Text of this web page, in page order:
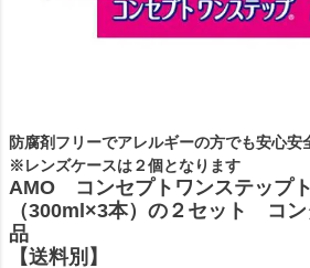
防腐剤フリーでアレルギーの方でも安心安
※レンズケースは２個となります
AMO コンセプトワンステップ
（300ml×3本）の２セット コン
品
【送料別】